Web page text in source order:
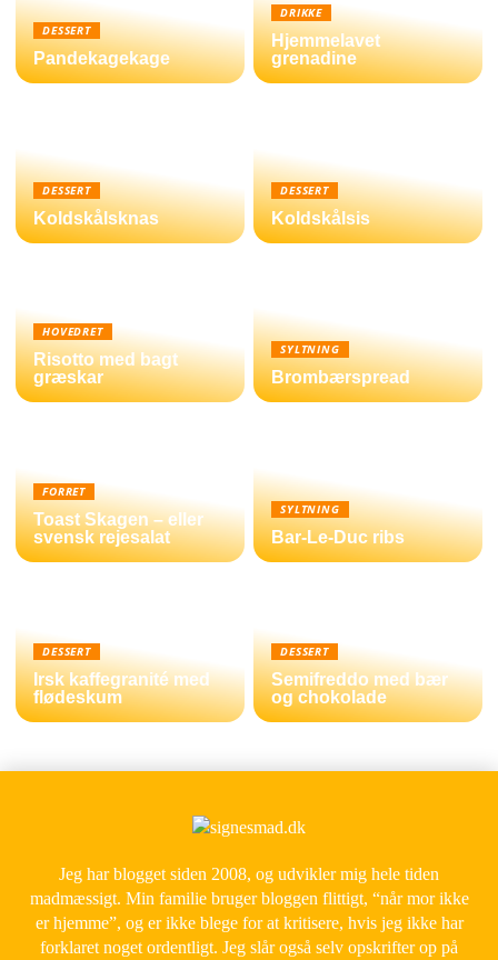
DESSERT
Pandekagekage
DRIKKE
Hjemmelavet
grenadine
DESSERT
Koldskålsknas
DESSERT
Koldskålsis
HOVEDRET
Risotto med bagt
græskar
SYLTNING
Brombærspread
FORRET
Toast Skagen – eller
svensk rejesalat
SYLTNING
Bar-Le-Duc ribs
DESSERT
Irsk kaffegranité med
flødeskum
DESSERT
Semifreddo med bær
og chokolade
Jeg har blogget siden 2008, og udvikler mig hele tiden
madmæssigt. Min familie bruger bloggen flittigt, “når mor ikke
er hjemme”, og er ikke blege for at kritisere, hvis jeg ikke har
forklaret noget ordentligt. Jeg slår også selv opskrifter op på